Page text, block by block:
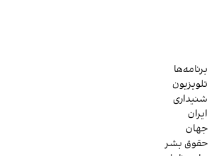
برنامه‌ها
تلویزیون
شنیداری
ایران
جهان
حقوق بشر